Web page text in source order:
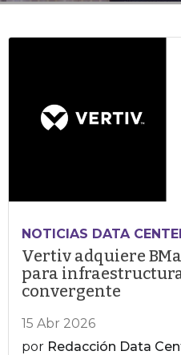
NOTICIAS DATA
Vertiv adquiere
para
convergente
15 Abr 2026
por Redacción Data